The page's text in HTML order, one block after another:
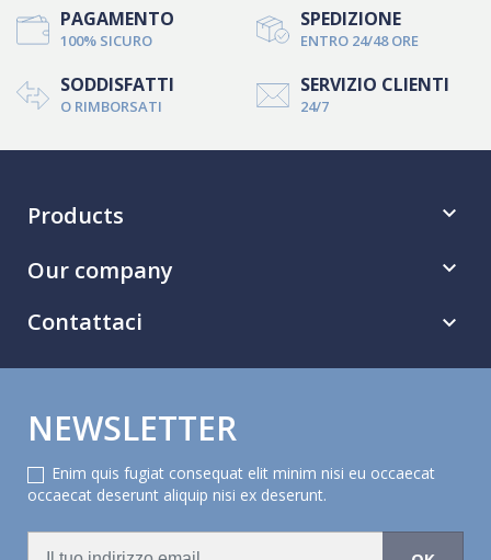
PAGAMENTO
100% SICURO
SPEDIZIONE
ENTRO 24/48 ORE
SODDISFATTI
O RIMBORSATI
SERVIZIO CLIENTI
24/7
Products 
Our company 
Contattaci 
NEWSLETTER
Enim quis fugiat consequat elit minim nisi eu occaecat
occaecat deserunt aliquip nisi ex deserunt.